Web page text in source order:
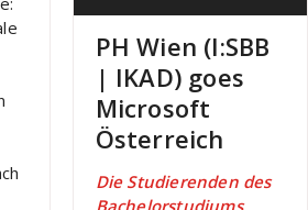
PH Wien (I:SBB
| IKAD) goes
Microsoft
Österreich
Die Studierenden des